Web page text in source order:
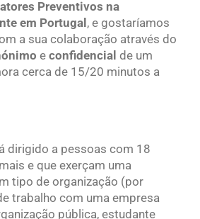
Preventivos na
em Portugal , e gostaríamos
a sua colaboração através do
e confidencial de um
cerca de 15/20 minutos a
dirigido a pessoas com 18
e que exerçam uma
tipo de organização (por
trabalho com uma empresa
pública, estudante